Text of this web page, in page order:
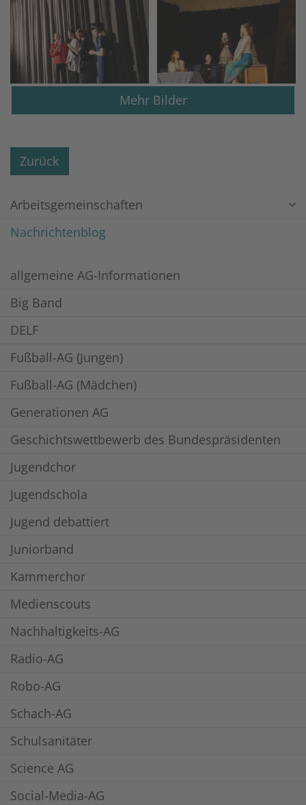
Mehr Bilder
Zurück
Arbeitsgemeinschaften
Nachrichtenblog
allgemeine AG-Informationen
Big Band
DELF
Fußball-AG (Jungen)
Fußball-AG (Mädchen)
Generationen AG
Geschichtswettbewerb des Bundespräsidenten
Jugendchor
Jugendschola
Jugend debattiert
Juniorband
Kammerchor
Medienscouts
Nachhaltigkeits-AG
Radio-AG
Robo-AG
Schach-AG
Schulsanitäter
Science AG
Social-Media-AG